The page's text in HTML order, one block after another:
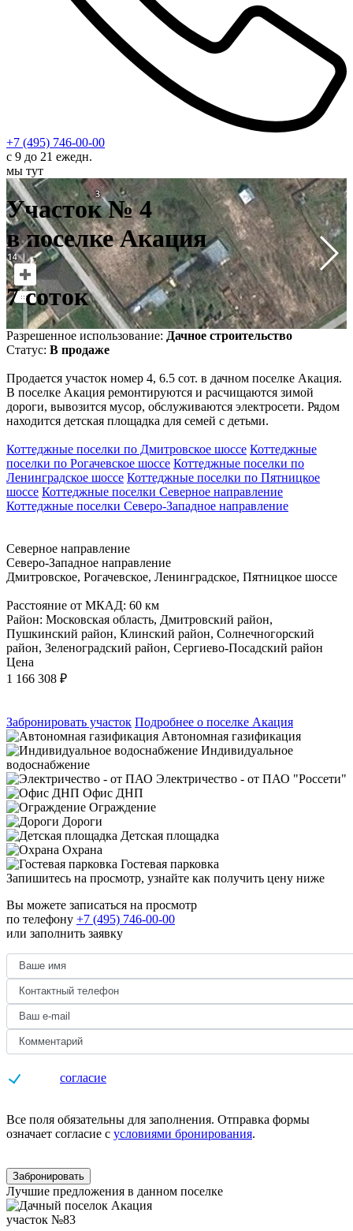
+7 (495) 746-00-00
с 9 до 21 ежедн.
мы тут
Участок № 4
в поселке Акация
7 соток
Разрешенное использование: Дачное строительство
Статус: В продаже
Продается участок номер 4, 6.5 сот. в дачном поселке Акация.
В поселке Акация ремонтируются и расчищаются зимой
дороги, вывозится мусор, обслуживаются электросети. Рядом
находится детская площадка для семей с детьми.
Коттеджные поселки по Дмитровское шоссе Коттеджные
поселки по Рогачевское шоссе Коттеджные поселки по
Ленинградское шоссе Коттеджные поселки по Пятницкое
шоссе Коттеджные поселки Северное направление
Коттеджные поселки Северо-Западное направление
Северное направление
Северо-Западное направление
Дмитровское, Рогачевское, Ленинградское, Пятницкое шоссе
Расстояние от МКАД: 60 км
Район: Московская область, Дмитровский район,
Пушкинский район, Клинский район, Солнечногорский
район, Зеленоградский район, Сергиево-Посадский район
Цена
1 166 308 ₽
Забронировать участок Подробнее о поселке Акация
Автономная газификация
Индивидуальное
водоснабжение
Электричество - от ПАО "Россети"
Офис ДНП
Ограждение
Дороги
Детская площадка
Охрана
Гостевая парковка
Запишитесь на просмотр, узнайте как получить цену ниже
Вы можете записаться на просмотр
по телефону +7 (495) 746-00-00
или заполнить заявку
согласие
Все поля обязательны для заполнения. Отправка формы
означает согласие с условиями бронирования.
Забронировать
Лучшие предложения в данном поселке
участок №83